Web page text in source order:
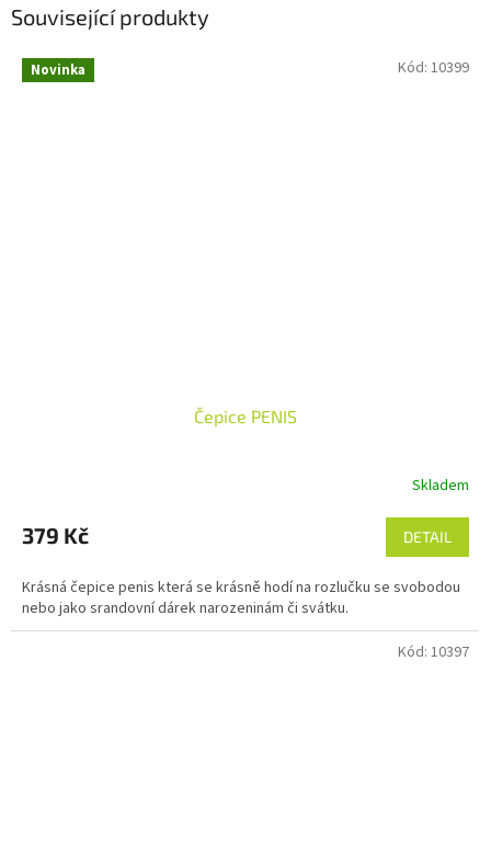
Související produkty
Novinka
Čepice PENIS
Skladem
379 Kč DETAIL
Krásná čepice penis která se krásně hodí na rozlučku se svobodou
nebo jako srandovní dárek narozeninám či svátku.
Kód: 10399
Kód: 10397